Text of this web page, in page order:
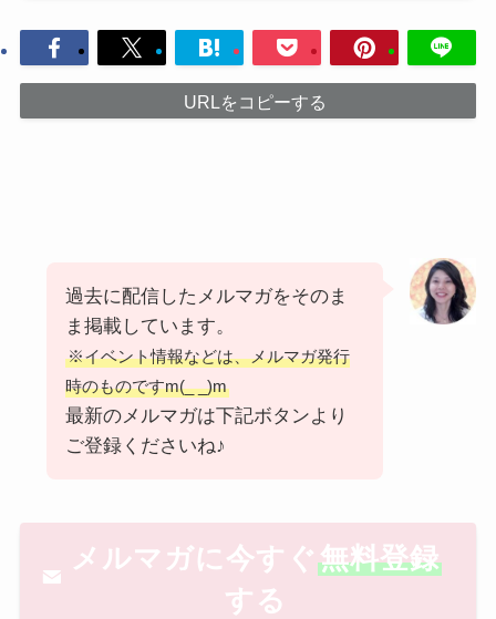
URLをコピーする
過去に配信したメルマガをそのま
ま掲載しています。
※イベント情報などは、メルマガ発行
時のものですm(_ _)m
最新のメルマガは下記ボタンより
ご登録くださいね♪
メルマガに今すぐ 無料登録
する